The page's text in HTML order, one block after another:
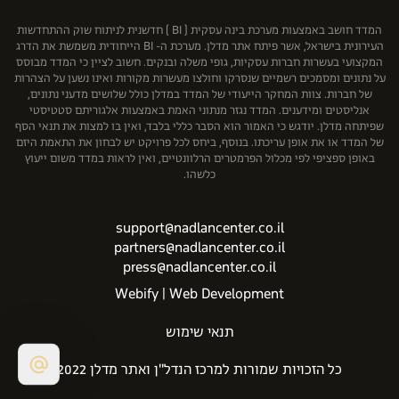
שיכון ובינוי נדל"ן
המדד חושב באמצעות מערכת בינה עסקית ( BI ) חדשנית לניתוח שוק ההתחדשות
העירונית בישראל, אשר פיתח אתר מדלן. מערכת ה- BI הייחודית משמשת את הדרג
המקצועי בעשרות חברות עסקיות, גופי משלה ובנקים. חשוב לציין כי המדד מבוסס
על נתונים ומסמכים רשמיים שנסרקו וחולצו מעשרות מקורות ואינו נשען על הצהרות
של חברות. צוות המחקר הייעודי של המדד במדלן כולל שלושים מדעני נתונים,
אנליסטים ומידענים. המדד נגזר מנתוני האמת באמצעות אלגוריתם סטטיסטי
שפיתחה מדלן. יודגש כי האמור הוא הסבר כללי בלבד, ואין בו למצות את תנאי הסף
של המדד או את אופן עריכתו. בנוסף, ביחס לכל פרויקט יש לבחון את התאמת היזם
באופן ספציפי לפי מכלול הפרמטרים הרלוונטיים, ואין לראות במדד משום ייעוץ
כלשהו.
תנאי שימוש
support@nadlancenter.co.il
partners@nadlancenter.co.il
press@nadlancenter.co.il
Webify | Web Development
כל הזכויות שמורות למרכז הנדל"ן ואתר מדלן 2022